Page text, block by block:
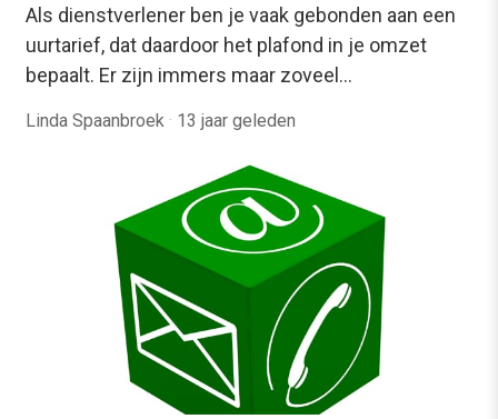
Als dienstverlener ben je vaak gebonden aan een
uurtarief, dat daardoor het plafond in je omzet
bepaalt. Er zijn immers maar zoveel…
Linda Spaanbroek · 13 jaar geleden